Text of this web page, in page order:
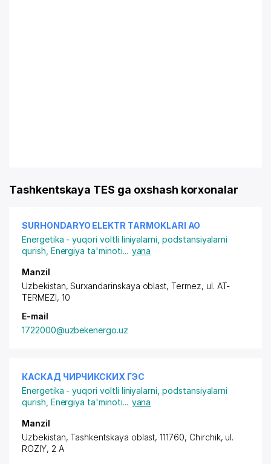
Tashkentskaya TES ga oxshash korxonalar
SURHONDARYO ELEKTR TARMOKLARI АО
Energetika - yuqori voltli liniyalarni, podstansiyalarni
qurish Energiya ta'minoti... yana
Manzil
Uzbekistan, Surxandarinskaya oblast, Termez, ul. AT-
TERMEZI, 10
E-mail
1722000@uzbekenergo.uz
КАСКАД ЧИРЧИКСКИХ ГЭС
Energetika - yuqori voltli liniyalarni, podstansiyalarni
qurish Energiya ta'minoti... yana
Manzil
Uzbekistan, Tashkentskaya oblast, 111760, Chirchik, ul.
ROZIY, 2 A